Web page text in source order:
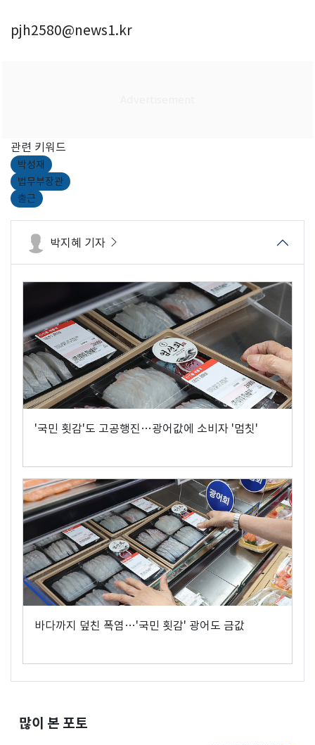
pjh2580@news1.kr
관련 키워드
박성재
법무부장관
출근
박지혜 기자
'국민 횟감'도 고공행진…광어값에 소비자 '멈칫'
바다까지 덮친 폭염…'국민 횟감' 광어도 금값
많이 본 포토